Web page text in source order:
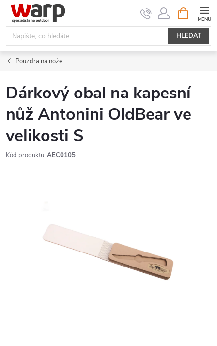
Přejít
obsah
HLEDAT
NÁKUPNÍ
KOŠÍK
Pouzdra na nože
Dárkový obal na kapesní
nůž Antonini OldBear ve
velikosti S
Kód produktu: AEC0105